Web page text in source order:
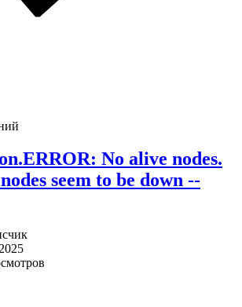
No alive nodes.
seem to be down --